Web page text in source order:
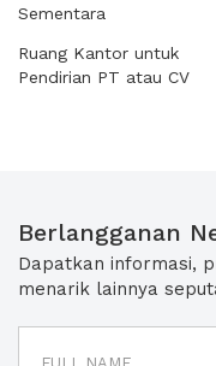
Sementara
Ruang Kantor untuk
Pendirian PT atau CV
Berlangganan
Dapatkan informasi,
menarik lainnya